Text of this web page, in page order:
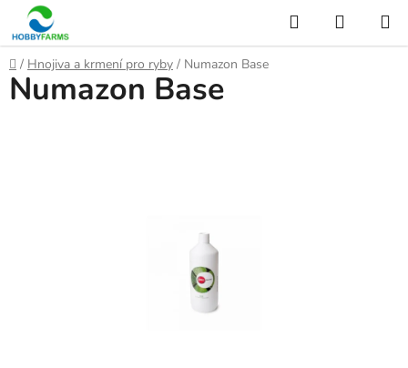
Přejít
na
obsah
Hledat
KOŠÍK
Domů
/ Hnojiva a krmení pro ryby / Numazon Base
Numazon Base